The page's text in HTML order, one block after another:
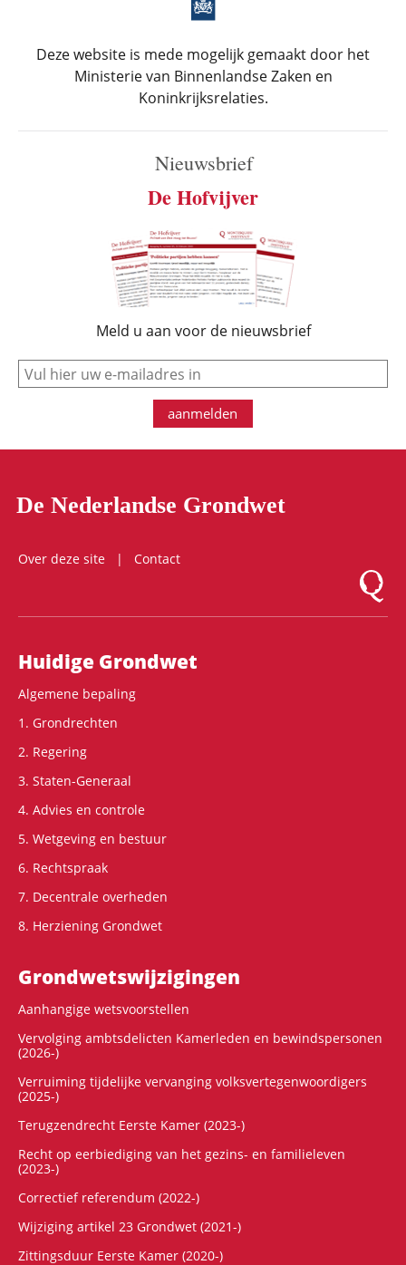
Deze website is mede mogelijk gemaakt door het
Ministerie van Binnenlandse Zaken en
Koninkrijksrelaties.
Nieuwsbrief
De Hofvijver
Meld u aan voor de nieuwsbrief
e-mail
aanmelden
De Nederlandse Grondwet
Over deze site
Contact
Logo
Hoofdnavigatie
Huidige Grondwet
Algemene bepaling
1. Grondrechten
2. Regering
3. Staten-Generaal
4. Advies en controle
5. Wetgeving en bestuur
6. Rechtspraak
7. Decentrale overheden
8. Herziening Grondwet
Grondwets­wijzigingen
Aanhangige wetsvoorstellen
Vervolging ambtsdelicten Kamerleden en bewindspersonen
(2026-)
Verruiming tijdelijke vervanging volksvertegenwoordigers
(2025-)
Terugzendrecht Eerste Kamer (2023-)
Recht op eerbiediging van het gezins- en familieleven
(2023-)
Correctief referendum (2022-)
Wijziging artikel 23 Grondwet (2021-)
Zittingsduur Eerste Kamer (2020-)